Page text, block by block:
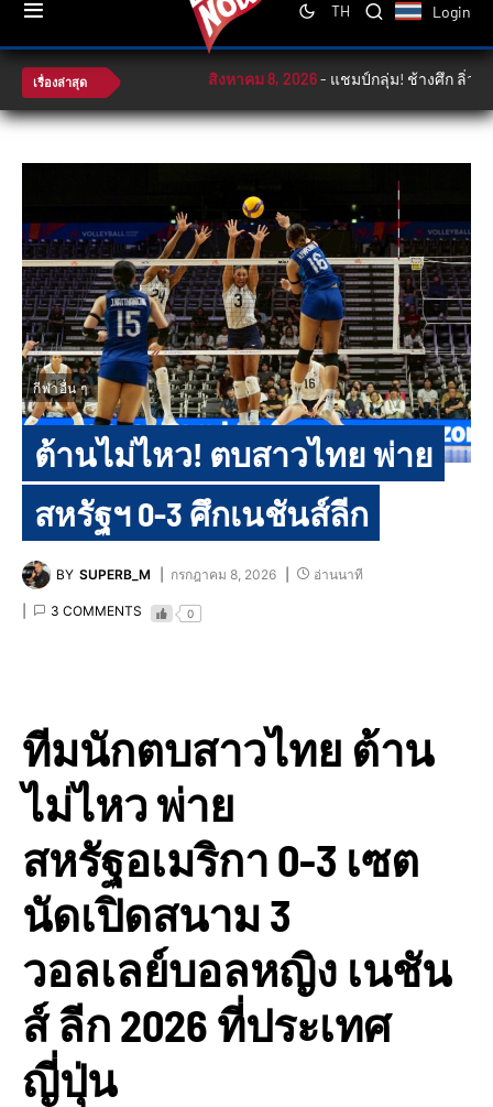
TH Login
เรื่องล่าสุด สิงหาคม 8, 2026-แชมป์กลุ่ม! ช้างศึก ลิ่วตัดเ
กีฬาอื่น ๆ
ต้านไม่ไหว! ตบสาวไทย พ่าย
สหรัฐฯ 0-3 ศึกเนชันส์ลีก
BY SUPERB_M กรกฎาคม 8, 2026 อ่านนาที
3 COMMENTS 0
ทีมนักตบสาวไทย ต้าน
ไม่ไหว พ่าย
สหรัฐอเมริกา 0-3 เซต
นัดเปิดสนาม 3
วอลเลย์บอลหญิง เนชัน
ส์ ลีก 2026 ที่ประเทศ
ญี่ปุ่น